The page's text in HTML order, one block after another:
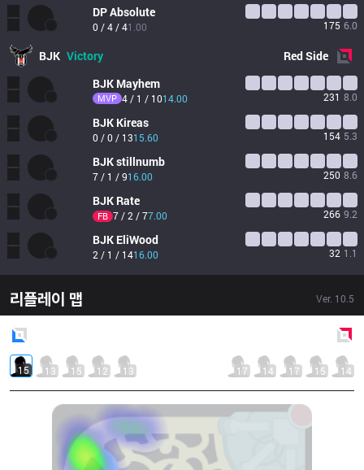
DPAbsolute
0 / 4 / 41.00 175 6.0
BJK Victory RedSide
BJK Mayhem
MVP 4 / 1 / 1014.00 231 8.0
BJK Kireas
0 / 0 / 1315.60 154 5.3
BJKstillnumb
7 / 1 / 916.00 250 8.6
BJK Rate
FB 7 / 2 / 77.00 266 9.2
BJK EliWood
2 / 1 / 1416.00 32 1.1
리플레이 맵 Ver. 10.5
15 13 15 12 13 17 14 17 15 14